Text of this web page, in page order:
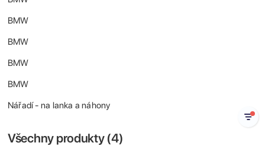
BMW
BMW
BMW
BMW
Nářadí - na lanka a náhony
Všechny produkty (4)